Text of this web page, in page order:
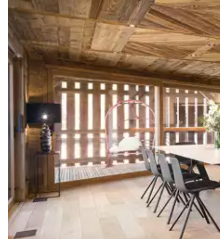
Bouilloire
Réfrigérateur
Blender / Mixeur
Appareil à raclette / fondue
Cafetière à dosette
Four à micro-ondes
Congélateur
Grille pain
Salon 1
Canapés
Cheminée
2 Fauteuils
Bibliothèque
TV écran plat